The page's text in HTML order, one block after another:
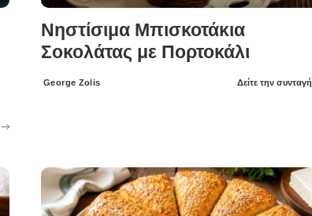
Νηστίσιμα Μπισκοτάκια
Σοκολάτας με Πορτοκάλι
Posted
George Zolis Δείτε την συνταγή